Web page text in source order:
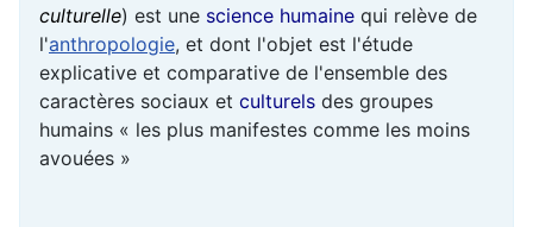
culturelle) est une science humaine qui relève de
l'anthropologie, et dont l'objet est l'étude
explicative et comparative de l'ensemble des
caractères sociaux et culturels des groupes
humains « les plus manifestes comme les moins
avouées »